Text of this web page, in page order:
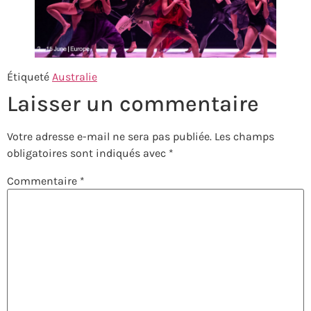
Étiqueté Australie
Laisser un commentaire
Votre adresse e-mail ne sera pas publiée. Les champs
obligatoires sont indiqués avec *
Commentaire *